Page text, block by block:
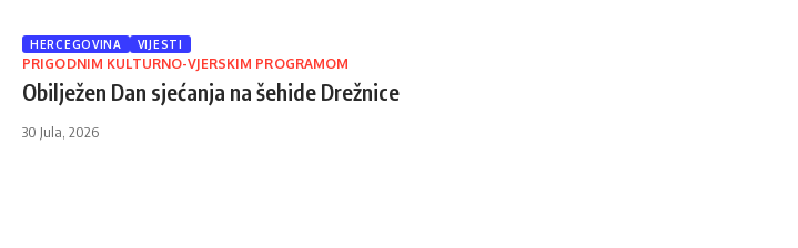
HERCEGOVINA VIJESTI
PRIGODNIM KULTURNO-VJERSKIM PROGRAMOM
Obilježen Dan sjećanja na šehide Drežnice
30 Jula, 2026